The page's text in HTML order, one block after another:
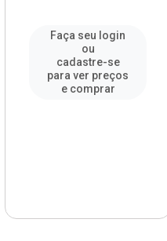
Faça seu login
ou
cadastre-se
para ver preços
e comprar